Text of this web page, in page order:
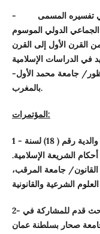
- تفسيره المسمى
الدولي الموسوم
القرن الأول إلى القرن
في الدراسات الإسلامية
جامعة محمد الأول-
بالمغرب.
المؤتمرات:
1 والدية رقم (18) لسنة
الشريعة الإسلامية.
القانون/ جامعة المرقب،
2- مراعاة الواقع وتأثيره في الفتاوى والأحكام ، بحث قدم للمشاركة في